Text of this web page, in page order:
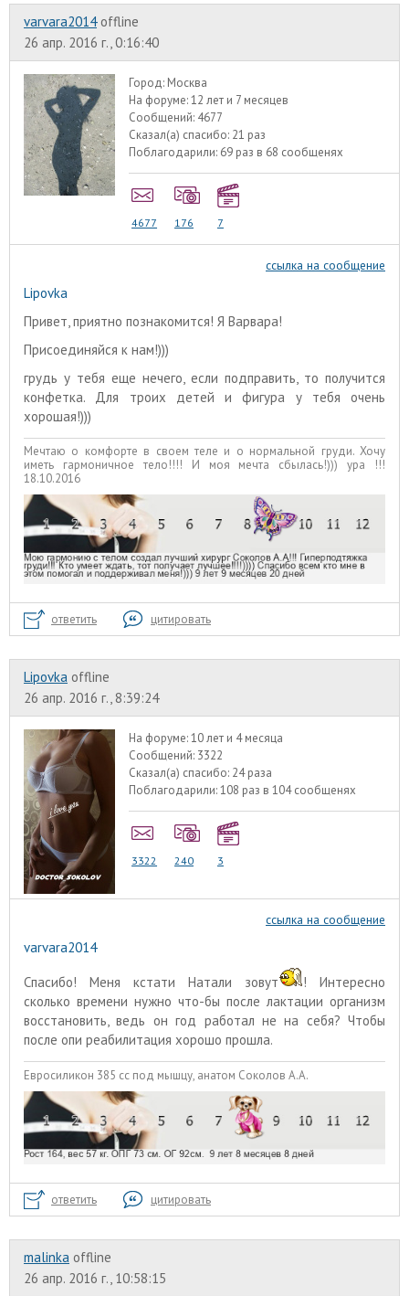
varvara2014 offline
26 апр. 2016 г., 0:16:40
Город: Москва
На форуме:12 лет и 7 месяцев
Сообщений: 4677
Сказал(а) спасибо: 21 раз
Поблагодарили: 69 раз в 68 сообщенях
4677 176 7
ссылка на сообщение
Lipovka
Привет, приятно познакомится! Я Варвара!
Присоединяйся к нам!)))
грудь у тебя еще нечего, если подправить, то получится
конфетка. Для троих детей и фигура у тебя очень
хорошая!)))
Мечтаю о комфорте в своем теле и о нормальной груди. Хочу
иметь гармоничное тело!!!! И моя мечта сбылась!))) ура !!!
18.10.2016
ответить цитировать
Lipovka offline
26 апр. 2016 г., 8:39:24
На форуме:10 лет и 4 месяца
Сообщений: 3322
Сказал(а) спасибо: 24 раза
Поблагодарили:108 раз в 104 сообщенях
3322 240 3
ссылка на сообщение
varvara2014
Спасибо! Меня кстати Натали зовут
! Интересно
сколько времени нужно что-бы после лактации организм
восстановить, ведь он год работал не на себя? Чтобы
после опи реабилитация хорошо прошла.
Евросиликон 385 сс под мышцу, анатом Соколов А.А.
ответить цитировать
malinka offline
26 апр. 2016 г., 10:58:15